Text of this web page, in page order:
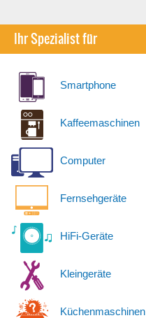
Ihr Spezialist für
Smartphone
Kaffeemaschinen
Computer
Fernsehgeräte
HiFi-Geräte
Kleingeräte
Küchenmaschinen